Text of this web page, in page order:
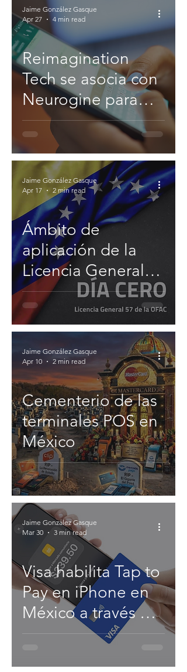
Reimagination
Tech se asocia con
Neurogine para
subirse a la ola de
pagos sin contacto.
Jaime González Gasque
Apr 27
4 min read
Ámbito de
aplicación de la
Licencia General
57 (Servicios
Financieros)
Jaime González Gasque
Apr 17
2 min read
Cementerio de las
terminales POS en
México
Jaime González Gasque
Apr 10
2 min read
Visa habilita Tap to
Pay en iPhone en
México a través de
Visa Acceptance
Jaime González Gasque
Mar 30
3 min read